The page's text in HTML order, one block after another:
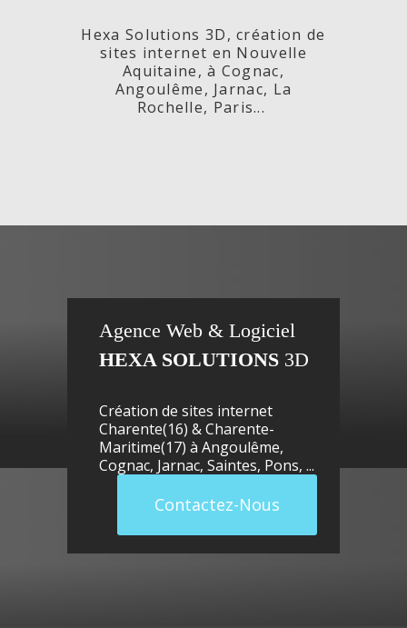
Maguy -
Hexa Solutions 3D, création de
sites internet en Nouvelle
Aquitaine, à Cognac,
Angoulême, Jarnac, La
Rochelle, Paris...
Agence Web & Logiciel
HEXA SOLUTIONS 3D
Création de sites internet
Charente(16) & Charente-
Maritime(17) à Angoulême,
Cognac, Jarnac, Saintes, Pons, ...
Contactez-Nous